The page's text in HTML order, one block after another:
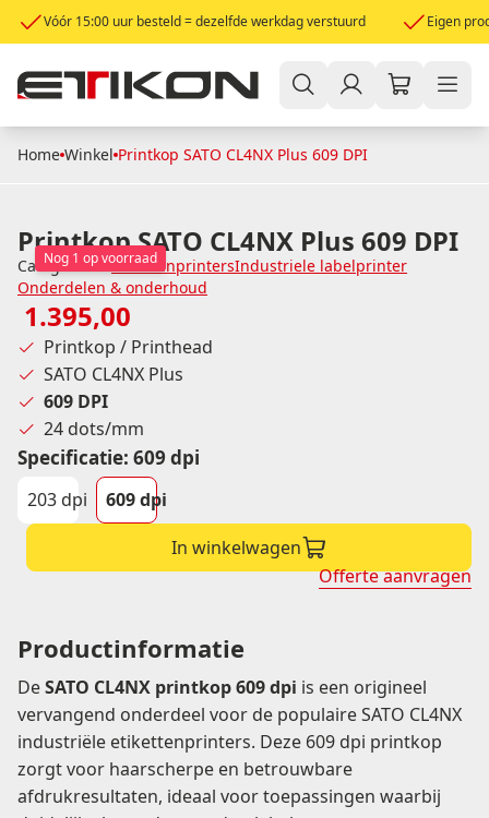
Vóór 15:00 uur besteld = dezelfde werkdag verstuurd Eigen
Home Winkel Printkop SATO CL4NX Plus 609 DPI
Nog 1 op voorraad
Printkop SATO CL4NX Plus 609 DPI
Categorieën:EtikettenprintersIndustriele labelprinter
Onderdelen & onderhoud
1.395,00
Printkop / Printhead
SATO CL4NX Plus
609 DPI
24 dots/mm
Specificatie: 609 dpi
203 dpi
609 dpi
In winkelwagen
Offerte aanvragen
Productinformatie
DeSATO CL4NX printkop 609 dpi is een origineel
vervangend onderdeel voor de populaire SATO CL4NX
industriële etikettenprinters. Deze 609 dpi printkop
zorgt voor haarscherpe en betrouwbare
afdrukresultaten, ideaal voor toepassingen waarbij